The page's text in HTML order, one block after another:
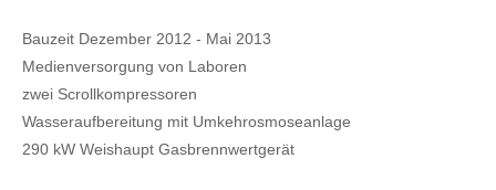
Bauzeit Dezember 2012 - Mai 2013
Medienversorgung von Laboren
zwei Scrollkompressoren
Wasseraufbereitung mit Umkehrosmoseanlage
290 kW Weishaupt Gasbrennwertgerät